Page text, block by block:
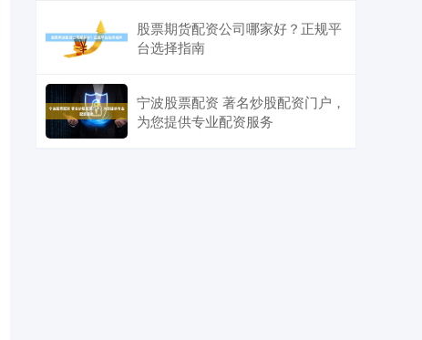
股票期货配资公司哪家好？正规平
台选择指南
宁波股票配资 著名炒股配资门户，
为您提供专业配资服务